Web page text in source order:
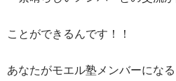
ことができるんです！！
あなたがモエル塾メンバーにな